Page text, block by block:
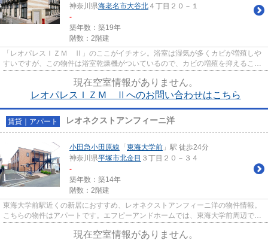
神奈川県海老名市大谷北 ４丁目２０－１
-
築年数：築19年
階数：2階建
「レオパレスＩＺＭ Ⅱ」のここがイチオシ。浴室は湿気が多くカビが増殖しや
すいですが、この物件は浴室乾燥機がついているので、カビの増殖を抑えること
ができます。ネットの回線を繋...
現在空室情報がありません。
レオパレスＩＺＭ Ⅱへのお問い合わせはこちら
賃貸｜アパート レオネクストアンフィーニ洋
小田急小田原線 「東海大学前 」駅 徒歩24分
神奈川県平塚市北金目 ３丁目２０－３４
-
築年数：築14年
階数：2階建
東海大学前駅近くの新居におすすめ、レオネクストアンフィーニ洋の物件情報。
こちらの物件はアパートです。エフピーアンドホームでは、東海大学前周辺でお
住まいをお探しの方に、多種...
現在空室情報がありません。